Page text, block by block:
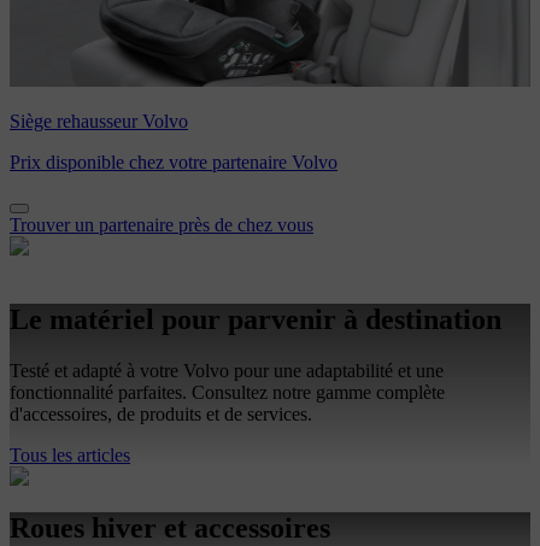
Siège rehausseur Volvo
Prix disponible chez votre partenaire Volvo
Trouver un partenaire près de chez vous
Le matériel pour parvenir à destination
Testé et adapté à votre Volvo pour une adaptabilité et une
fonctionnalité parfaites. Consultez notre gamme complète
d'accessoires, de produits et de services.
Tous les articles
Roues hiver et accessoires